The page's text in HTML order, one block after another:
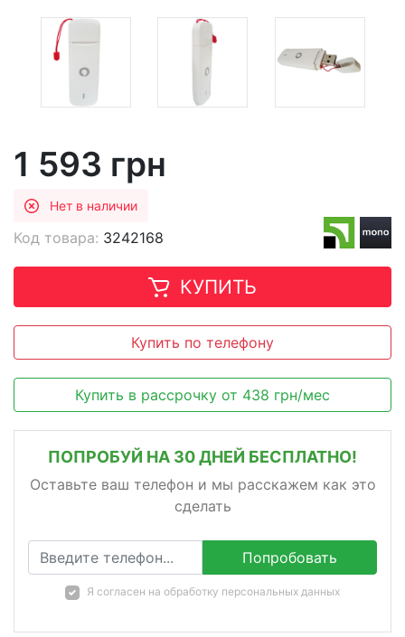
1 593 грн
Нет в наличии
Код товара: 3242168
КУПИТЬ
Купить по телефону
Купить в рассрочку от 438 грн/мес
ПОПРОБУЙ НА 30 ДНЕЙ БЕСПЛАТНО!
Оставьте ваш телефон и мы расскажем как это
сделать
Попробовать
Я согласен на обработку персональных данных